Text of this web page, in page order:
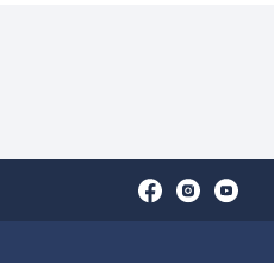
OpenOpenOpen